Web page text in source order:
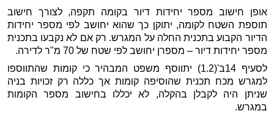
אופן חישוב מספר יחידות דיור בקומה תקפה, לצורך חישוב
תוספת השטח לקומה, יתוקן כך שהוא יחושב לפי מספר יחידות
הדיור הקבוע בתכנית החלה על המגרש. רק אם לא נקבעו בתכנית
מספר יחידות דיור – מספרן יחושב לפי שטח של 70 מ"ר לדירה.
לסעיף 14ב'(1.2) יתווסף משפט המבהיר כי קומות שהתווספו
למגרש מכח תכנית שהוסיפה קומות אך כללה רק זכויות בניה
שניתן היה לקבלן בהקלה, לא יכללו בחישוב מספר הקומות
במגרש.